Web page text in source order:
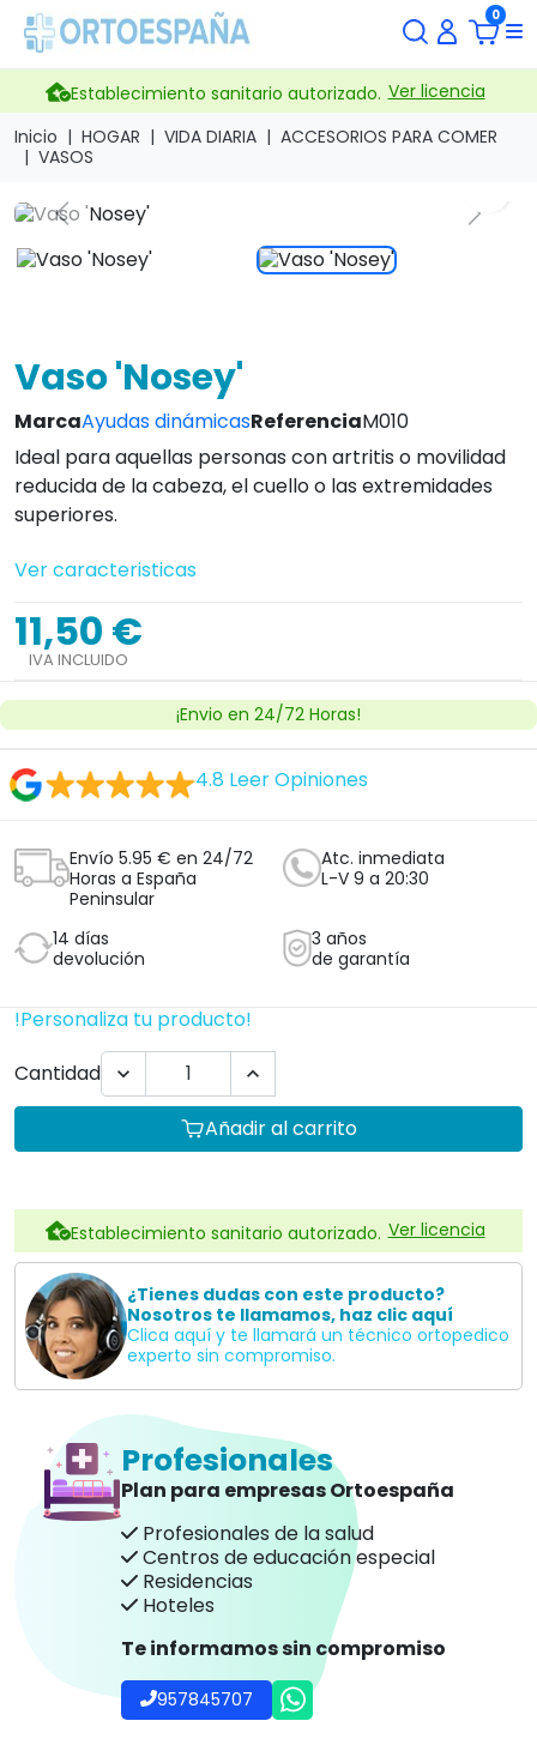
0
Establecimiento sanitario autorizado. Ver licencia
Inicio
HOGAR VIDA DIARIA
ACCESORIOS PARA COMER
VASOS
Previous Next
Vaso 'Nosey'
MarcaAyudas dinámicasReferenciaM010
Ideal para aquellas personas con artritis o movilidad
reducida de la cabeza, el cuello o las extremidades
superiores.
Ver caracteristicas
11,50 €
IVA INCLUIDO
¡Envio en 24/72 Horas!
4.8 Leer Opiniones
Envío 5.95 € en 24/72
Horas a España
Peninsular
Atc. inmediata
L-V 9 a 20:30
14 días
devolución
3 años
de garantía
!Personaliza tu producto!
Cantidad
 
Añadir al carrito
Establecimiento sanitario autorizado. Ver licencia
¿Tienes dudas con este producto?
Nosotros te llamamos, haz clic aquí
Clica aquí y te llamará un técnico ortopedico
experto sin compromiso.
Profesionales
Plan para empresas Ortoespaña
Profesionales de la salud
Centros de educación especial
Residencias
Hoteles
Te informamos sin compromiso
957845707